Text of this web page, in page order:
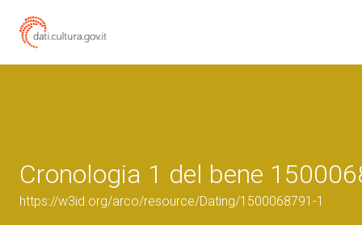
Cronologia 1 del bene
https://w3id.org/arco/resource/Dating/1500068791-1